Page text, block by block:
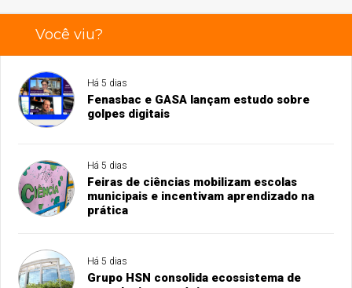
Você viu?
Há 5 dias
Fenasbac e GASA lançam estudo sobre
golpes digitais
Há 5 dias
Feiras de ciências mobilizam escolas
municipais e incentivam aprendizado na
prática
Há 5 dias
Grupo HSN consolida ecossistema de